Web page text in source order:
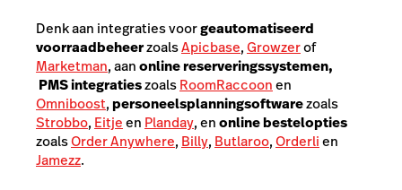
Denk aan integraties voorgeautomatiseerd
voorraadbeheerzoalsApicbase,Growzerof
Marketman, aanonline reserveringssystemen,
PMS integratieszoalsRoomRaccoonen
Omniboost,personeelsplanningsoftwarezoals
Strobbo, Eitjeen Planday, enonline bestelopties
zoalsOrder Anywhere, Billy, Butlaroo,Orderlien
Jamezz.